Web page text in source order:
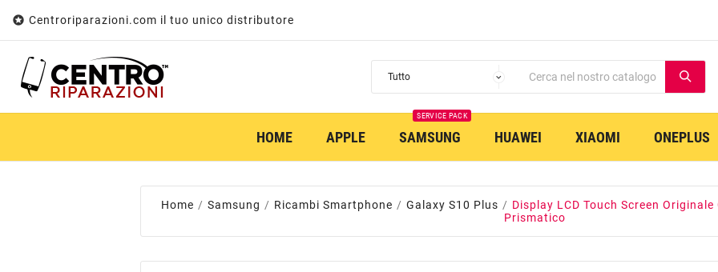
 Centroriparazioni.com il tuo unico distributore
HOME APPLE SAMSUNG
SERVICE PACK
HUAWEI XIAOMI ONEPLUS
Home Samsung Ricambi Smartphone Galaxy S10 Plus
Display LCD Touch Screen
Prismatico